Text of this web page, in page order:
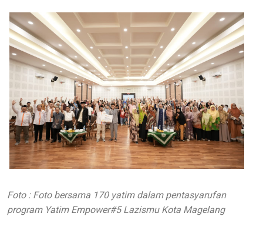
Foto : Foto bersama 170 yatim dalam pentasyarufan
program Yatim Empower#5 Lazismu Kota Magelang